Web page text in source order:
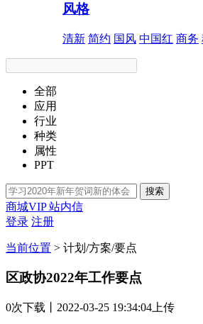
风格
清新 简约 国风 中国红 商务
全部
应用
行业
种类
属性
PPT
搜索
商城VIP站内信
登录 注册
当前位置 > 计划/方案/要点
区政协2022年工作要点
0次下载 丨2022-03-25 19:34:04上传